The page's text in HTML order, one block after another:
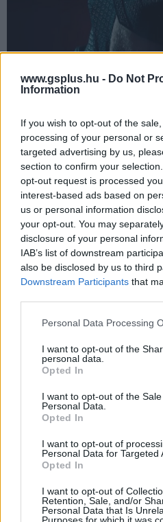
www.gsplus.hu - Do Not
Information
If you wish to opt-out of the
processing of your personal or
targeted advertising by us,
section to confirm your
opt-out request is processed
interest-based ads based on
us or personal information
your opt-out. You may
disclosure of your personal
IAB’s list of downstream
also be disclosed by us to third
Downstream Participants that
Please note that this website/
not limited to your visit or usage
grant or deny consent to
use your data for below
consent section.
Personal Data Processing
I want to opt-out of the
personal data.
Opted In
I want to opt-out of the
Personal Data.
Opted In
I want to opt-out of
Personal Data for Targeted
Opted In
I want to opt-out of
Retention, Sale, and/or
Personal Data that Is
Purposes for which it was
A legfontosabb változás
fókuszáltabb. Nem akar
lenni. Nem akar
más produkció felé.
kacsintgatni a nagy
amiben Daredevil mindig is
egy utcai szintű, feszülten
arról, hogyan néz ki egy
a háttérből mozgatja a
uralkodik minden és
polgármesterként végre
kegyetlen rendszert épít
dolgozik neki. A törvény az
kérdés, hogy el tudja-e verni
mit kezd egy olyan
felhúzva.
Ebben Charlie Cox és
elképesztően erősek.